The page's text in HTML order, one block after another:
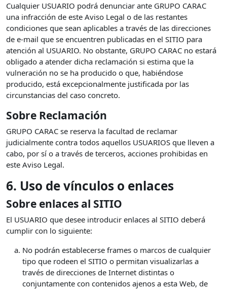
Cualquier USUARIO podrá denunciar ante GRUPO CARAC
una infracción de este Aviso Legal o de las restantes
condiciones que sean aplicables a través de las direcciones
de e-mail que se encuentren publicadas en el SITIO para
atención al USUARIO. No obstante, GRUPO CARAC no estará
obligado a atender dicha reclamación si estima que la
vulneración no se ha producido o que, habiéndose
producido, está excepcionalmente justificada por las
circunstancias del caso concreto.
Sobre Reclamación
GRUPO CARAC se reserva la facultad de reclamar
judicialmente contra todos aquellos USUARIOS que lleven a
cabo, por sí o a través de terceros, acciones prohibidas en
este Aviso Legal.
6. Uso de vínculos o enlaces
Sobre enlaces al SITIO
El USUARIO que desee introducir enlaces al SITIO deberá
cumplir con lo siguiente:
No podrán establecerse frames o marcos de cualquier
tipo que rodeen el SITIO o permitan visualizarlas a
través de direcciones de Internet distintas o
conjuntamente con contenidos ajenos a esta Web, de